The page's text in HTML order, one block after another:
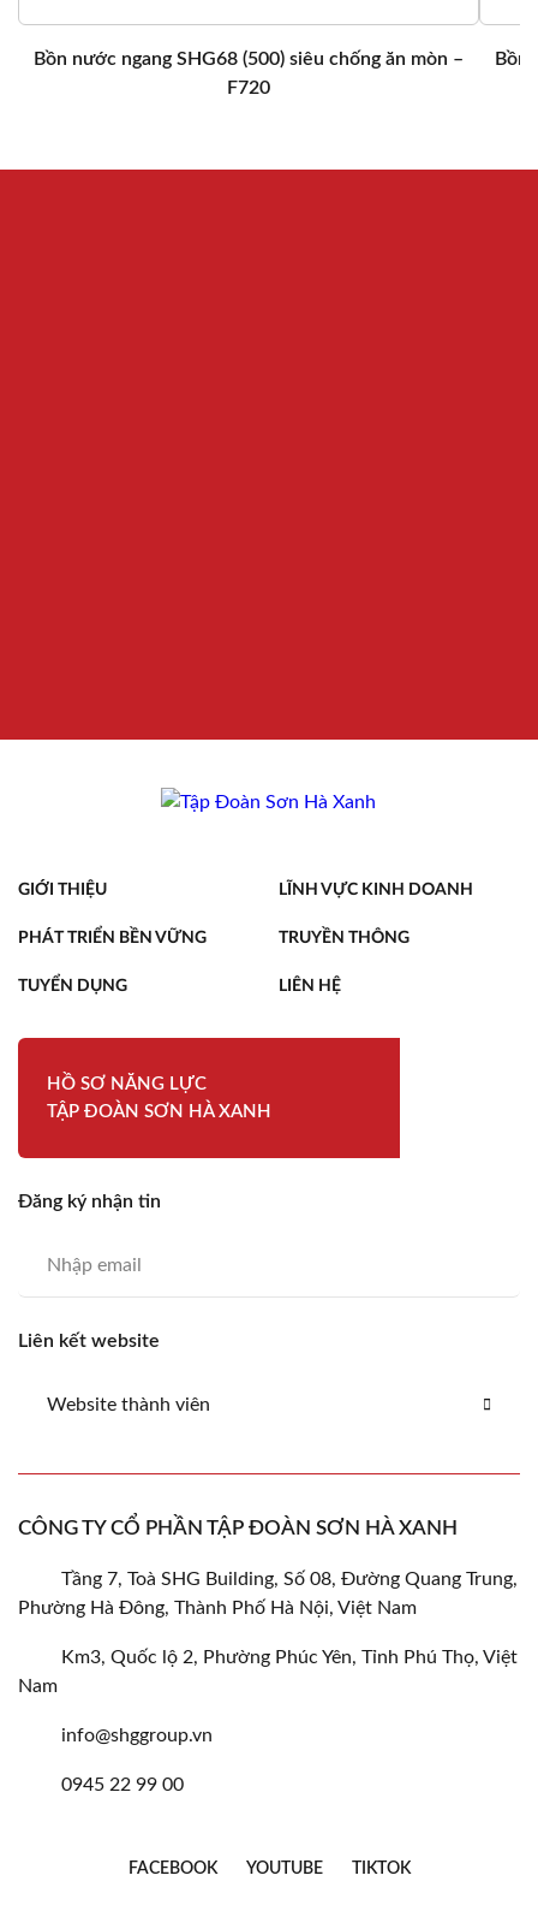
Bồn nước ngang SHG68 (500) siêu chống ăn mòn –
F720
Bồn
GIỚI THIỆU LĨNH VỰC KINH DOANH
PHÁT TRIỂN BỀN VỮNG TRUYỀN THÔNG
TUYỂN DỤNG LIÊN HỆ
HỒ SƠ NĂNG LỰC
TẬP ĐOÀN SƠN HÀ XANH
Đăng ký nhận tin
Liên kết website
Website thành viên
CÔNG TY CỔ PHẦN TẬP ĐOÀN SƠN HÀ XANH
Tầng 7, Toà SHG Building, Số 08, Đường Quang Trung,
Phường Hà Đông, Thành Phố Hà Nội, Việt Nam
Km3, Quốc lộ 2, Phường Phúc Yên, Tỉnh Phú Thọ, Việt
Nam
info@shggroup.vn
0945 22 99 00
FACEBOOK YOUTUBE TIKTOK